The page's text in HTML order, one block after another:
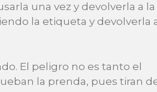
una vez y devolverla a la
la etiqueta y devolverla
El peligro no es tanto el
la prenda, pues tiran